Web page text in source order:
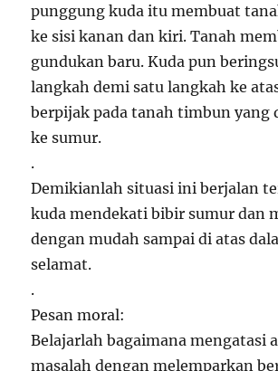
punggung kuda itu membuat
ke sisi kanan dan kiri. Tanah
gundukan baru. Kuda pun
langkah demi satu langkah ke
berpijak pada tanah timbun yang
ke sumur.
.
Demikianlah situasi ini berjalan
kuda mendekati bibir sumur dan
dengan mudah sampai di atas
selamat.
.
Pesan moral:
Belajarlah bagaimana mengatasi
masalah dengan melemparkan